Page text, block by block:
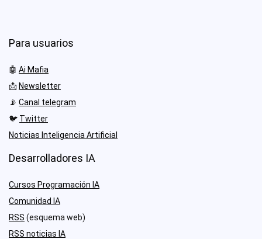
Para usuarios
🤖 Ai Mafia
📩 Newsletter
📡 Canal telegram
🐦 Twitter
Noticias Inteligencia Artificial
Desarrolladores IA
Cursos Programación IA
Comunidad IA
RSS (esquema web)
RSS noticias IA